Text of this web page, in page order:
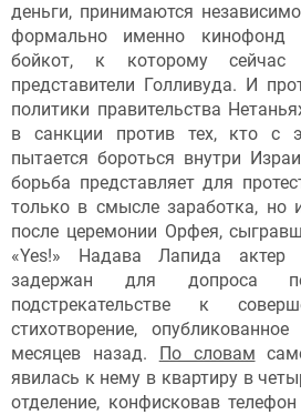
деньги, принимаются
формально именно кинофонд
бойкот, к которому сейчас
представители Голливуда. И
политики правительства
в санкции против тех, кто с
пытается бороться внутри
борьба представляет для
только в смысле заработка, но
после церемонии Орфея,
«Yes!» Надава Лапида
задержан для допроса
подстрекательстве к
стихотворение,
месяцев назад.
По словам
явилась к нему в квартиру в
отделение, конфисковав